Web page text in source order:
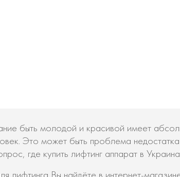
быть молодой и красивой имеет
Это может быть проблема
где купить лифтинг аппарат в